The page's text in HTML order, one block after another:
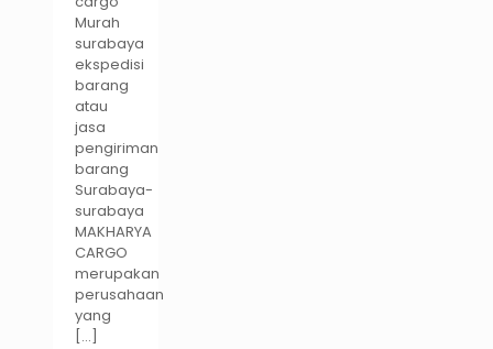
Murah
surabaya
ekspedisi
barang
atau
jasa
pengiriman
barang
Surabaya-
surabaya
MAKHARYA
CARGO
merupakan
perusahaan
yang
[…]